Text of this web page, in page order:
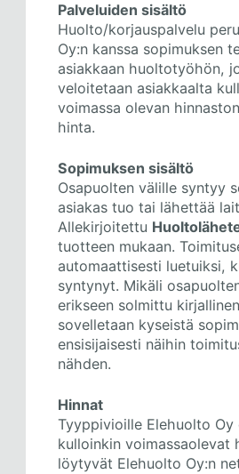
Palveluiden sisältö
Huolto/korjauspalvelu
Oy:n kanssa sopimuksen
asiakkaan huoltotyöhön,
veloitetaan asiakkaalta
voimassa olevan
hinta.
Sopimuksen sisältö
Osapuolten välille syntyy
asiakas tuo tai lähettää
Allekirjoitettu
tuotteen mukaan.
automaattisesti luetuiksi,
syntynyt. Mikäli
erikseen solmittu
sovelletaan kyseistä
ensisijaisesti näihin
nähden.
Hinnat
Tyyppivioille Elehuolto Oy
kulloinkin voimassaolevat
löytyvät Elehuolto Oy:n